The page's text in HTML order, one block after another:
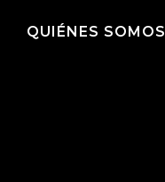
QUIÉNES SOMOS